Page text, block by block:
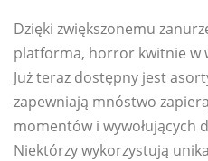
Dzięki zwiększonemu
platforma, horror kwitnie w
Już teraz dostępny jest
zapewniają mnóstwo
momentów i wywołujących
Niektórzy wykorzystują